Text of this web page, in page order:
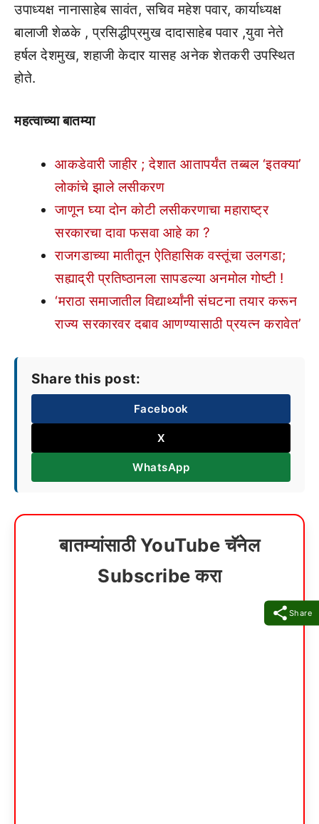
Share
उपाध्यक्ष नानासाहेब सावंत, सचिव महेश पवार, कार्याध्यक्ष
बालाजी शेळके , प्रसिद्धीप्रमुख दादासाहेब पवार ,युवा नेते
हर्षल देशमुख, शहाजी केदार यासह अनेक शेतकरी उपस्थित
होते.
महत्वाच्या बातम्या
आकडेवारी जाहीर ; देशात आतापर्यंत तब्बल ‘इतक्या’
लोकांचे झाले लसीकरण
जाणून घ्या दोन कोटी लसीकरणाचा महाराष्ट्र
सरकारचा दावा फसवा आहे का ?
राजगडाच्या मातीतून ऐतिहासिक वस्तूंचा उलगडा;
सह्याद्री प्रतिष्ठानला सापडल्या अनमोल गोष्टी !
‘मराठा समाजातील विद्यार्थ्यांनी संघटना तयार करून
राज्य सरकारवर दबाव आणण्यासाठी प्रयत्न करावेत’
Share this post:
Facebook
X
WhatsApp
बातम्यांसाठी YouTube चॅनेल
Subscribe करा